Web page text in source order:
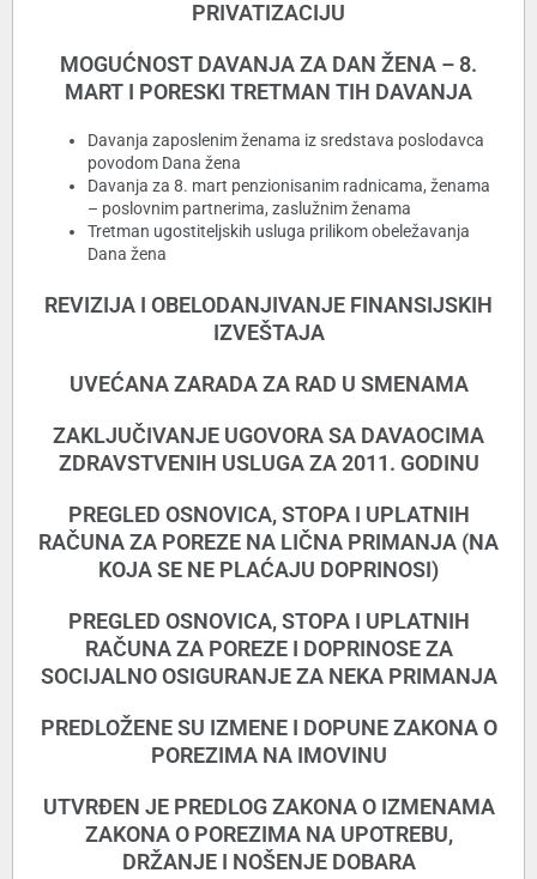
PRIVATIZACIJU
MOGUĆNOST DAVANJA ZA DAN ŽENA – 8.
MART I PORESKI TRETMAN TIH DAVANJA
Davanja zaposlenim ženama iz sredstava poslodavca
povodom Dana žena
Davanja za 8. mart penzionisanim radnicama, ženama
– poslovnim partnerima, zaslužnim ženama
Tretman ugostiteljskih usluga prilikom obeležavanja
Dana žena
REVIZIJA I OBELODANJIVANJE FINANSIJSKIH
IZVEŠTAJA
UVEĆANA ZARADA ZA RAD U SMENAMA
ZAKLJUČIVANJE UGOVORA SA DAVAOCIMA
ZDRAVSTVENIH USLUGA ZA 2011. GODINU
PREGLED OSNOVICA, STOPA I UPLATNIH
RAČUNA ZA POREZE NA LIČNA PRIMANJA (NA
KOJA SE NE PLAĆAJU DOPRINOSI)
PREGLED OSNOVICA, STOPA I UPLATNIH
RAČUNA ZA POREZE I DOPRINOSE ZA
SOCIJALNO OSIGURANJE ZA NEKA PRIMANJA
PREDLOŽENE SU IZMENE I DOPUNE ZAKONA O
POREZIMA NA IMOVINU
UTVRĐEN JE PREDLOG ZAKONA O IZMENAMA
ZAKONA O POREZIMA NA UPOTREBU,
DRŽANJE I NOŠENJE DOBARA